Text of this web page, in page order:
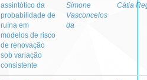
assintótico da
probabilidade de
ruína em
modelos de risco
de renovação
sob variação
consistente
Simone
Vasconcelos
da
Cátia